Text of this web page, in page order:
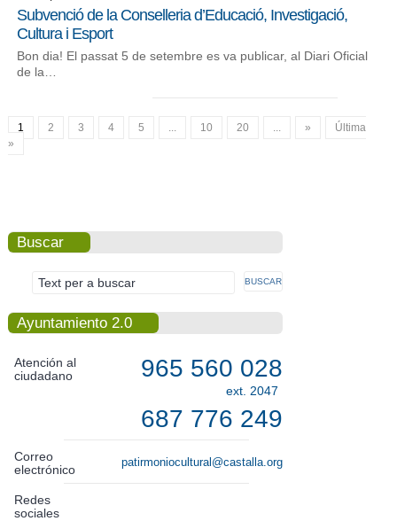
Subvenció de la Conselleria d’Educació, Investigació,
Cultura i Esport
Bon dia! El passat 5 de setembre es va publicar, al Diari Oficial
de la…
1 2 3 4 5 ... 10 20 ... »
Última
»
Buscar
Ayuntamiento 2.0
Atención al
ciudadano
965 560 028
ext. 2047
687 776 249
Correo
electrónico
patirmoniocultural@castalla.org
Redes
sociales